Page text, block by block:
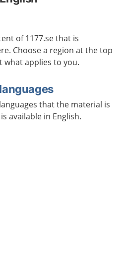
of 1177.se that is
Choose a region at the top
what applies to you.
that the material is
available in English.